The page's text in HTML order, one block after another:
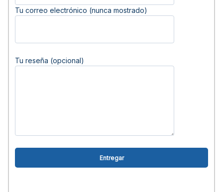
Tu correo electrónico (nunca mostrado)
Tu reseña (opcional)